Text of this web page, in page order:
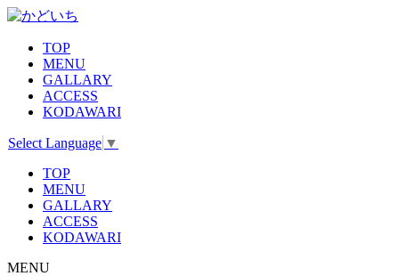
TOP
MENU
GALLARY
ACCESS
KODAWARI
Select Language ▼
TOP
MENU
GALLARY
ACCESS
KODAWARI
MENU